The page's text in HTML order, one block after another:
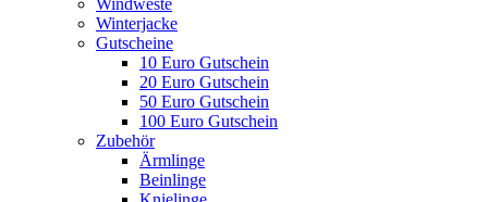
Windweste
Winterjacke
Gutscheine
10 Euro Gutschein
20 Euro Gutschein
50 Euro Gutschein
100 Euro Gutschein
Zubehör
Ärmlinge
Beinlinge